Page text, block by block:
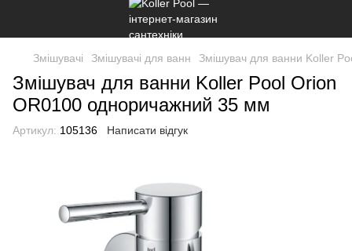
Змішувачі Змішувачі для ванн Змішувач для ванни Koller
Змішувач для ванни Koller Pool Orion
OR0100 одноричажний 35 мм
Артикул: 105136 Написати відгук